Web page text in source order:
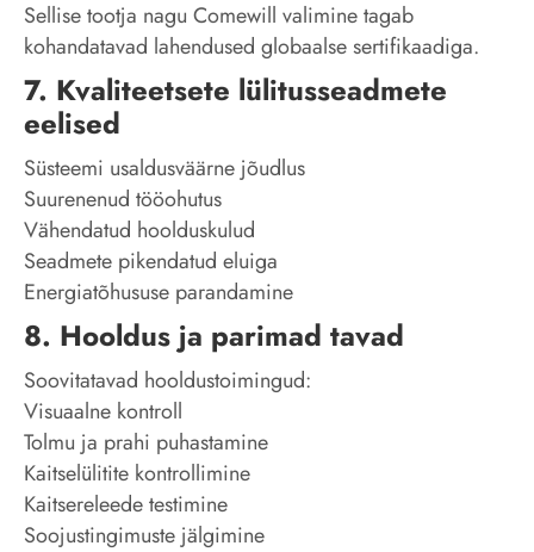
Sellise tootja nagu Comewill valimine tagab
kohandatavad lahendused globaalse sertifikaadiga.
7. Kvaliteetsete lülitusseadmete
eelised
Süsteemi usaldusväärne jõudlus
Suurenenud tööohutus
Vähendatud hoolduskulud
Seadmete pikendatud eluiga
Energiatõhususe parandamine
8. Hooldus ja parimad tavad
Soovitatavad hooldustoimingud:
Visuaalne kontroll
Tolmu ja prahi puhastamine
Kaitselülitite kontrollimine
Kaitsereleede testimine
Soojustingimuste jälgimine